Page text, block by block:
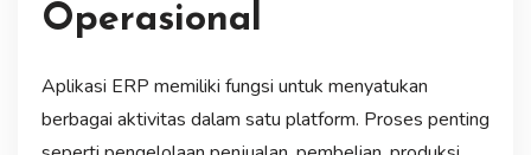
Operasional
Aplikasi ERP memiliki fungsi untuk menyatukan
berbagai aktivitas dalam satu platform. Proses penting